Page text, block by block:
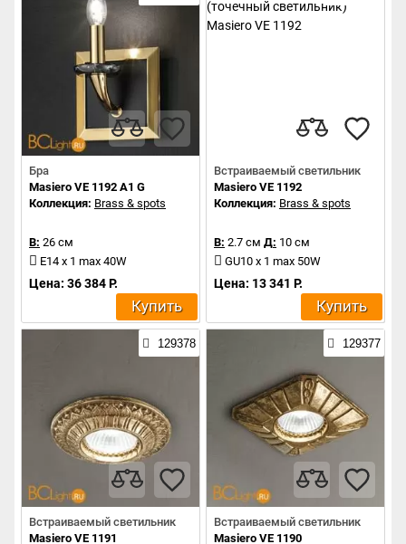
Бра
Masiero VE 1192 A1 G
Коллекция: Brass & spots
В: 26 см
E14 x 1 max 40W
Цена: 36 384 Р.
Купить
Встраиваемый светильник
Masiero VE 1192
Коллекция: Brass & spots
В: 2.7 см Д: 10 см
GU10 x 1 max 50W
Цена: 13 341 Р.
Купить
129378
Встраиваемый светильник
Masiero VE 1191
129377
Встраиваемый светильник
Masiero VE 1190